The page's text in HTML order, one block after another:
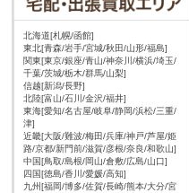
北海道[札幌/函館]
東北[青森/岩手/宮城/秋田/山形/福島]
関東[東京/銀座/青山/神奈川/横浜/埼玉/
千葉/茨城/栃木/群馬/山梨]
信越[新潟/長野]
北陸[富山/石川/金沢/福井]
東海[愛知/名古屋/岐阜/静岡/浜松/三重/
津]
近畿[大阪/難波/梅田/兵庫/神戸/芦屋/姫
路/京都/新門前/滋賀/彦根/奈良/和歌山]
中国[鳥取/島根/岡山/倉敷/広島/山口]
四国[徳島/香川/愛媛/高知]
九州[福岡/博多/佐賀/長崎/熊本/大分/宮